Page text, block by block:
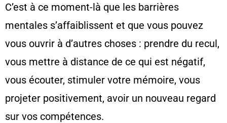
TEMOIGNAGES
MENTIONS LÉGALES
C’est à ce moment-là que les barrières
mentales s’affaiblissent et que vous pouvez
vous ouvrir à d’autres choses : prendre du recul,
vous mettre à distance de ce qui est négatif,
vous écouter, stimuler votre mémoire, vous
projeter positivement, avoir un nouveau regard
sur vos compétences.